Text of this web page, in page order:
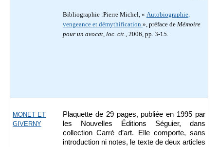
Bibliographie :Pierre Michel, « Autobiographie,
vengeance et démythification », préface de Mémoire
pour un avocat, loc. cit., 2006, pp. 3-15.
MONET ET
GIVERNY
Plaquette de 29 pages, publiée en 1995 par
les Nouvelles Éditions Séguier, dans
collection Carré d’art. Elle comporte, sans
introduction ni notes, le texte de deux articles